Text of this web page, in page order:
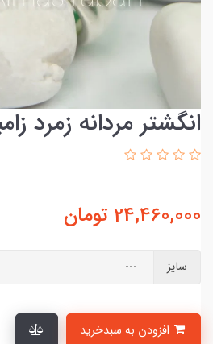
انگشتر مردانه زمرد زامبیا
24,460,000 تومان
سایز